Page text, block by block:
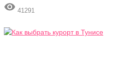
 41291